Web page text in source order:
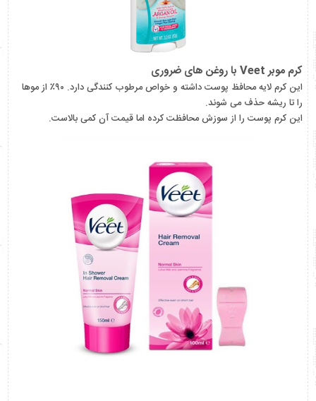
کرم موبر Veet با روغن های ضروری
این کرم لایه محافظ پوست داشته و خواص مرطوب کنندگی دارد. ۹۰٪ از موها
را تا ریشه حذف می شوند.
این کرم پوست را از سوزش محافظت کرده اما قیمت آن کمی بالاست.